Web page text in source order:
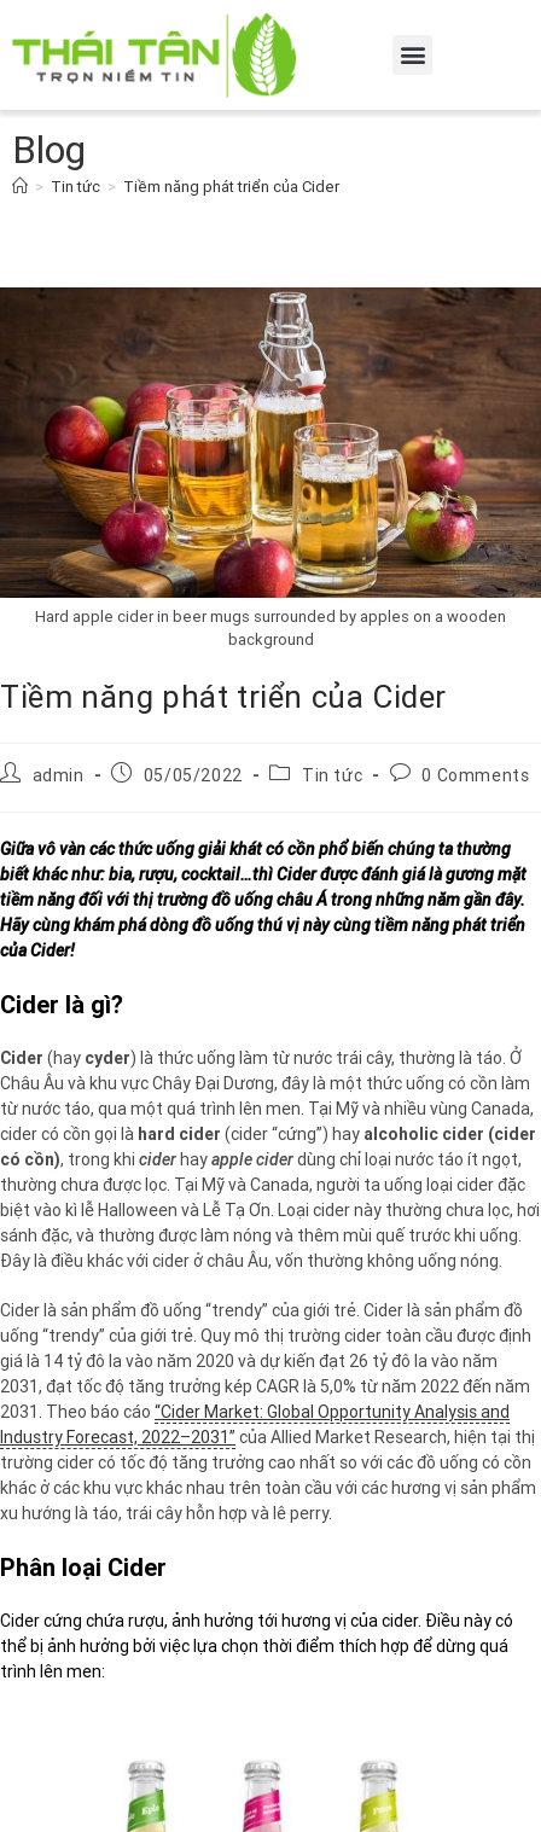
Blog
> Tin tức > Tiềm năng phát triển của Cider
Hard apple cider in beer mugs surrounded by apples on a wooden
background
Tiềm năng phát triển của Cider
admin 05/05/2022 Tin tức 0 Comments
Giữa vô vàn các thức uống giải khát có cồn phổ biến chúng ta thường
biết khác như: bia, rượu, cocktail…thì Cider được đánh giá là gương mặt
tiềm năng đối với thị trường đồ uống châu Á trong những năm gần đây.
Hãy cùng khám phá dòng đồ uống thú vị này cùng tiềm năng phát triển
của Cider!
Cider là gì?
Cider (hay cyder) là thức uống làm từ nước trái cây, thường là táo. Ở
Châu Âu và khu vực Chây Đại Dương, đây là một thức uống có cồn làm
từ nước táo, qua một quá trình lên men. Tại Mỹ và nhiều vùng Canada,
cider có cồn gọi là hard cider (cider “cứng”) hay alcoholic cider (cider
có cồn), trong khi ciderhayapple ciderdùng chỉ loại nước táo ít ngọt,
thường chưa được lọc. Tại Mỹ và Canada, người ta uống loại cider đặc
biệt vào kì lễ Halloween và Lễ Tạ Ơn. Loại cider này thường chưa lọc, hơi
sánh đặc, và thường được làm nóng và thêm mùi quế trước khi uống.
Đây là điều khác với cider ở châu Âu, vốn thường không uống nóng.
Cider là sản phẩm đồ uống “trendy” của giới trẻ. Cider là sản phẩm đồ
uống “trendy” của giới trẻ. Quy mô thị trường cider toàn cầu được định
giá là 14 tỷ đô la vào năm 2020 và dự kiến ​​đạt 26 tỷ đô la vào năm
2031, đạt tốc độ tăng trưởng kép CAGR là 5,0% từ năm 2022 đến năm
2031. Theo báo cáo “Cider Market: Global Opportunity Analysis and
Industry Forecast, 2022–2031” của Allied Market Research, hiện tại thị
trường cider có tốc độ tăng trưởng cao nhất so với các đồ uống có cồn
khác ở các khu vực khác nhau trên toàn cầu với các hương vị sản phẩm
xu hướng là táo, trái cây hỗn hợp và lê perry.
Phân loại Cider
Cider cứng chứa rượu, ảnh hưởng tới hương vị của cider. Điều này có
thể bị ảnh hưởng bởi việc lựa chọn thời điểm thích hợp để dừng quá
trình lên men: